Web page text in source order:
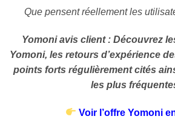
Que pensent réellement les
Yomoni avis client : Découvrez
Yomoni, les retours d’expérience
points forts régulièrement cités
les plus
Voir l’offre Yomoni